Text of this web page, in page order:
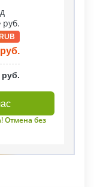
руб.
руб.
Отмена без